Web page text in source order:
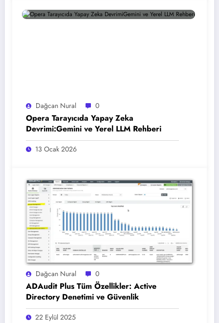
Dağcan Nural 0
Opera Tarayıcıda Yapay Zeka
Devrimi:Gemini ve Yerel LLM Rehberi
13 Ocak 2026
Dağcan Nural 0
ADAudit Plus Tüm Özellikler: Active
Directory Denetimi ve Güvenlik
22 Eylül 2025